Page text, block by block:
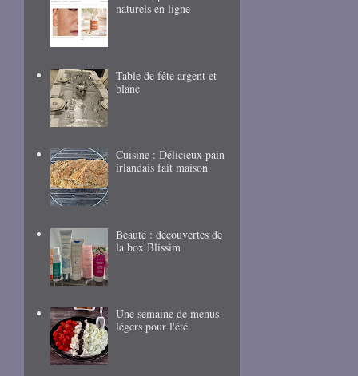
naturels en ligne
Table de fête argent et
blanc
Cuisine : Délicieux pain
irlandais fait maison
Beauté : découvertes de
la box Blissim
Une semaine de menus
légers pour l'été